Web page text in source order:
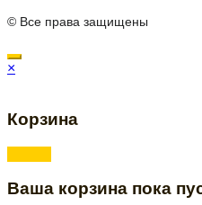
© Все права защищены
×
Корзина
Ваша корзина пока